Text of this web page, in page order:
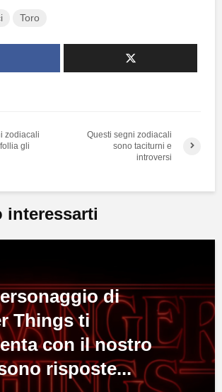
Toro
zodiacali
gli
Questi segni zodiacali
sono taciturni e
introversi
interessarti
di
Things ti
con il nostro
risposte...